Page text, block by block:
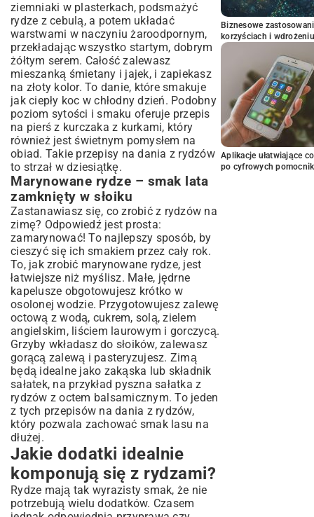
ziemniaki w plasterkach, podsmażyć
rydze z cebulą, a potem układać
warstwami w naczyniu żaroodpornym,
przekładając wszystko startym, dobrym
żółtym serem. Całość zalewasz
mieszanką śmietany i jajek, i zapiekasz
na złoty kolor. To danie, które smakuje
jak ciepły koc w chłodny dzień. Podobny
poziom sytości i smaku oferuje przepis
na pierś z kurczaka z kurkami, który
również jest świetnym pomysłem na
obiad. Takie przepisy na dania z rydzów
to strzał w dziesiątkę.
Marynowane rydze – smak lata
zamknięty w słoiku
Zastanawiasz się, co zrobić z rydzów na
zimę? Odpowiedź jest prosta:
zamarynować! To najlepszy sposób, by
cieszyć się ich smakiem przez cały rok.
To, jak zrobić marynowane rydze, jest
łatwiejsze niż myślisz. Małe, jędrne
kapelusze obgotowujesz krótko w
osolonej wodzie. Przygotowujesz zalewę
octową z wodą, cukrem, solą, zielem
angielskim, liściem laurowym i gorczycą.
Grzyby wkładasz do słoików, zalewasz
gorącą zalewą i pasteryzujesz. Zimą
będą idealne jako zakąska lub składnik
sałatek, na przykład pyszna sałatka z
rydzów z octem balsamicznym. To jeden
z tych przepisów na dania z rydzów,
który pozwala zachować smak lasu na
dłużej.
Jakie dodatki idealnie
komponują się z rydzami?
Rydze mają tak wyrazisty smak, że nie
potrzebują wielu dodatków. Czasem
Biznesowe
korzyściach i wdrożeniu
Aplikacje ułatwiające
po cyfrowych